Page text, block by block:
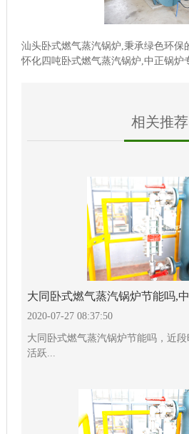
汕头卧式燃气蒸汽锅炉,秉承绿色环保
怀化四吨卧式燃气蒸汽锅炉,中正锅炉
相关推荐
2020-07-27 08:37:50
大同卧式燃气蒸汽锅炉节能吗，近
活跃...